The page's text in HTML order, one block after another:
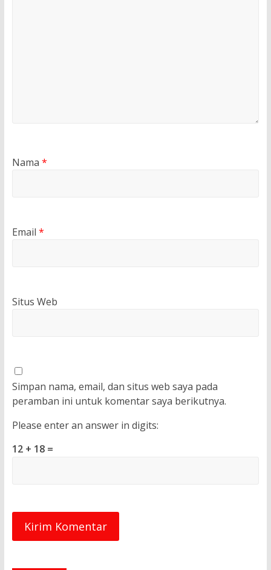
Nama *
Email *
Situs Web
Simpan nama, email, dan situs web saya pada
peramban ini untuk komentar saya berikutnya.
Please enter an answer in digits:
12 + 18 =